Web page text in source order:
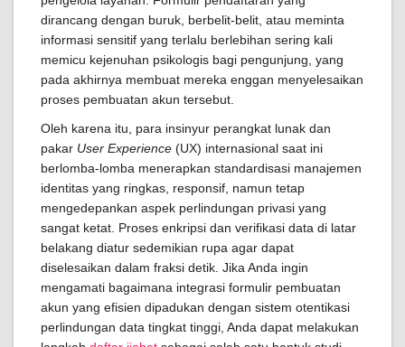
dirancang dengan buruk, berbelit-belit, atau meminta
informasi sensitif yang terlalu berlebihan sering kali
memicu kejenuhan psikologis bagi pengunjung, yang
pada akhirnya membuat mereka enggan menyelesaikan
proses pembuatan akun tersebut.
Oleh karena itu, para insinyur perangkat lunak dan
pakar User Experience (UX) internasional saat ini
berlomba-lomba menerapkan standardisasi manajemen
identitas yang ringkas, responsif, namun tetap
mengedepankan aspek perlindungan privasi yang
sangat ketat. Proses enkripsi dan verifikasi data di latar
belakang diatur sedemikian rupa agar dapat
diselesaikan dalam fraksi detik. Jika Anda ingin
mengamati bagaimana integrasi formulir pembuatan
akun yang efisien dipadukan dengan sistem otentikasi
perlindungan data tingkat tinggi, Anda dapat melakukan